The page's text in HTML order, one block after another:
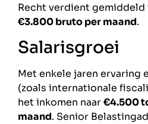
Recht verdient gemiddeld
€3.800 bruto per maand.
Salarisgroei
Met enkele jaren ervaring
(zoals internationale
het inkomen naar€4.500
maand. Senior